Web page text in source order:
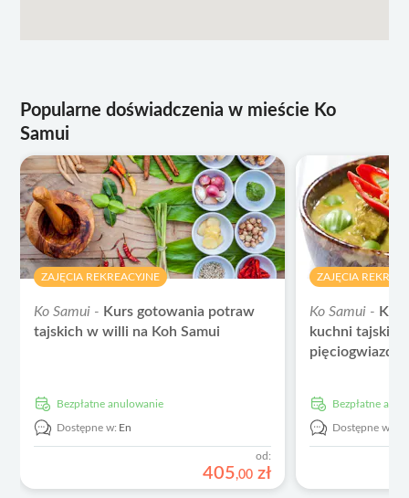
Popularne doświadczenia w mieście Ko
Samui
ZAJĘCIA REKREACYJNE
Ko Samui - Kurs gotowania potraw
tajskich w willi na Koh Samui
Bezpłatne anulowanie
Dostępne w: En
od:
405,00 zł
ZAJĘCIA
Ko Samui -
kuchni tajskiej
Bezpłatne
Dostępne w: